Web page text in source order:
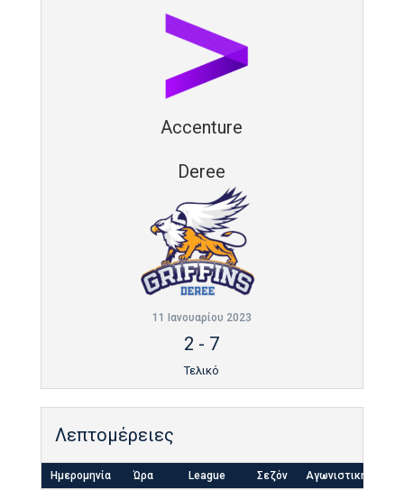
Accenture
Deree
11 Ιανουαρίου 2023
2 - 7
Τελικό
Λεπτομέρειες
Ημερομηνία Ώρα League Σεζόν Αγωνιστική